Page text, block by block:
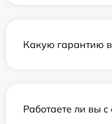
Какую гарантию
Работаете ли вы